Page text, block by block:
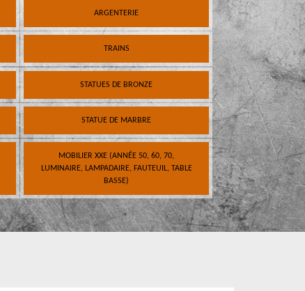
ARGENTERIE
TRAINS
STATUES DE BRONZE
STATUE DE MARBRE
MOBILIER XXE (ANNÉE 50, 60, 70,
LUMINAIRE, LAMPADAIRE, FAUTEUIL, TABLE
BASSE)